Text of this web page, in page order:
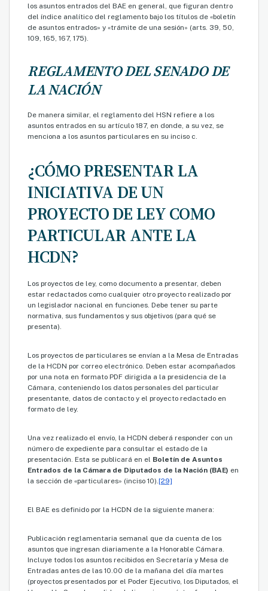
los asuntos entrados del BAE en general, que figuran dentro
del índice analítico del reglamento bajo los títulos de «boletín
de asuntos entrados» y «trámite de una sesión» (arts. 39, 50,
109, 165, 167, 175).
REGLAMENTO DEL SENADO DE
LA NACIÓN
De manera similar, el reglamento del HSN refiere a los
asuntos entrados en su artículo 187, en donde, a su vez, se
menciona a los asuntos particulares en su inciso c.
¿CÓMO PRESENTAR LA
INICIATIVA DE UN
PROYECTO DE LEY COMO
PARTICULAR ANTE LA
HCDN?
Los proyectos de ley, como documento a presentar, deben
estar redactados como cualquier otro proyecto realizado por
un legislador nacional en funciones. Debe tener su parte
normativa, sus fundamentos y sus objetivos (para qué se
presenta).
Los proyectos de particulares se envían a la Mesa de Entradas
de la HCDN por correo electrónico. Deben estar acompañados
por una nota en formato PDF dirigida a la presidencia de la
Cámara, conteniendo los datos personales del particular
presentante, datos de contacto y el proyecto redactado en
formato de ley.
Una vez realizado el envío, la HCDN deberá responder con un
número de expediente para consultar el estado de la
presentación. Esta se publicará en el Boletín de Asuntos
Entrados de la Cámara de Diputados de la Nación (BAE) en
la sección de «particulares» (inciso 10).[29]
El BAE es definido por la HCDN de la siguiente manera:
Publicación reglamentaria semanal que da cuenta de los
asuntos que ingresan diariamente a la Honorable Cámara.
Incluye todos los asuntos recibidos en Secretaría y Mesa de
Entradas antes de las 10.00 de la mañana del día martes
(proyectos presentados por el Poder Ejecutivo, los Diputados, el